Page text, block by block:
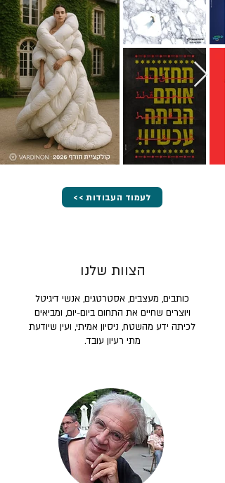
<< לעמוד העבודות
הצוות שלנו
כותבים, מעצבים, אסטרטגים, אנשי דיגיטל
ויוצרים שחיים את התחום ביום-יום, ומביאים
לכיתה ידע מהשטח, ניסיון אמיתי, ועין שיודעת
מתי רעיון עובד.